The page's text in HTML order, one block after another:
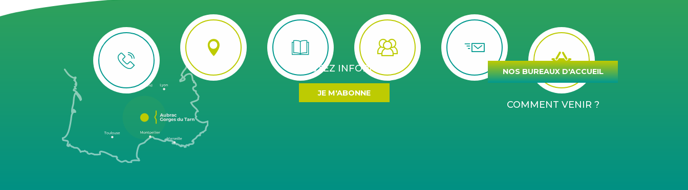
RESTEZ INFORMÉS
JE M'ABONNE
NOS BUREAUX D'ACCUEIL
COMMENT VENIR ?